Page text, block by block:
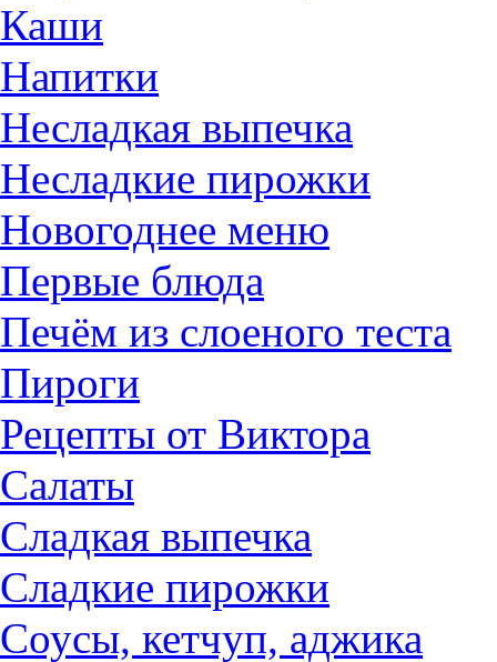
Каши
Напитки
Несладкая выпечка
Несладкие пирожки
Новогоднее меню
Первые блюда
Печём из слоеного теста
Пироги
Рецепты от Виктора
Салаты
Сладкая выпечка
Сладкие пирожки
Соусы, кетчуп, аджика